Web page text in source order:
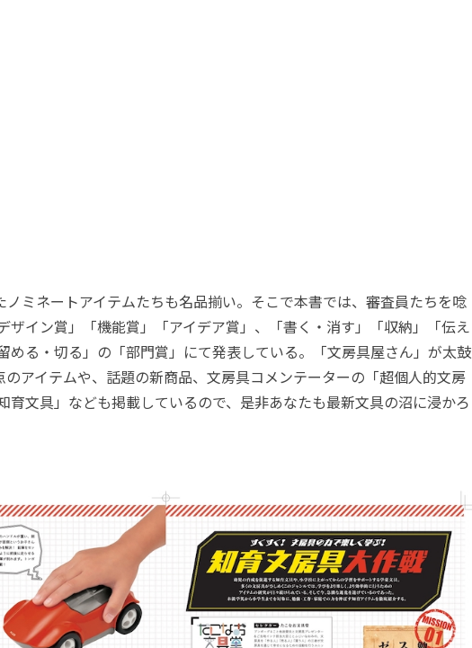
ミネートアイテムたちも名品揃い。そこで本書では、審査員たちを唸
ザイン賞」「機能賞」「アイデア賞」、「書く・消す」「収納」「伝え
める・切る」の「部門賞」にて発表している。「文房具屋さん」が太鼓
アイテムや、話題の新商品、文房具コメンテーターの「超個人的文房
育文具」なども掲載しているので、是非あなたも最新文具の沼に浸かろ